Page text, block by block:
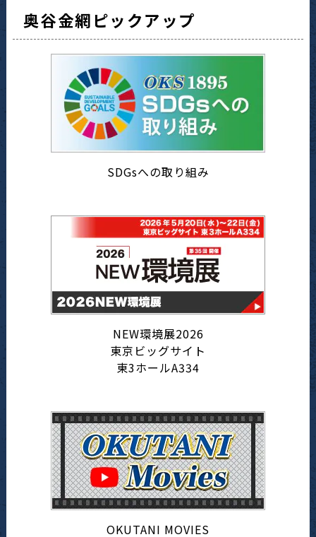
奥谷金網ピックアップ
SDGsへの取り組み
NEW環境展2026
東京ビッグサイト
東3ホールA334
OKUTANI MOVIES